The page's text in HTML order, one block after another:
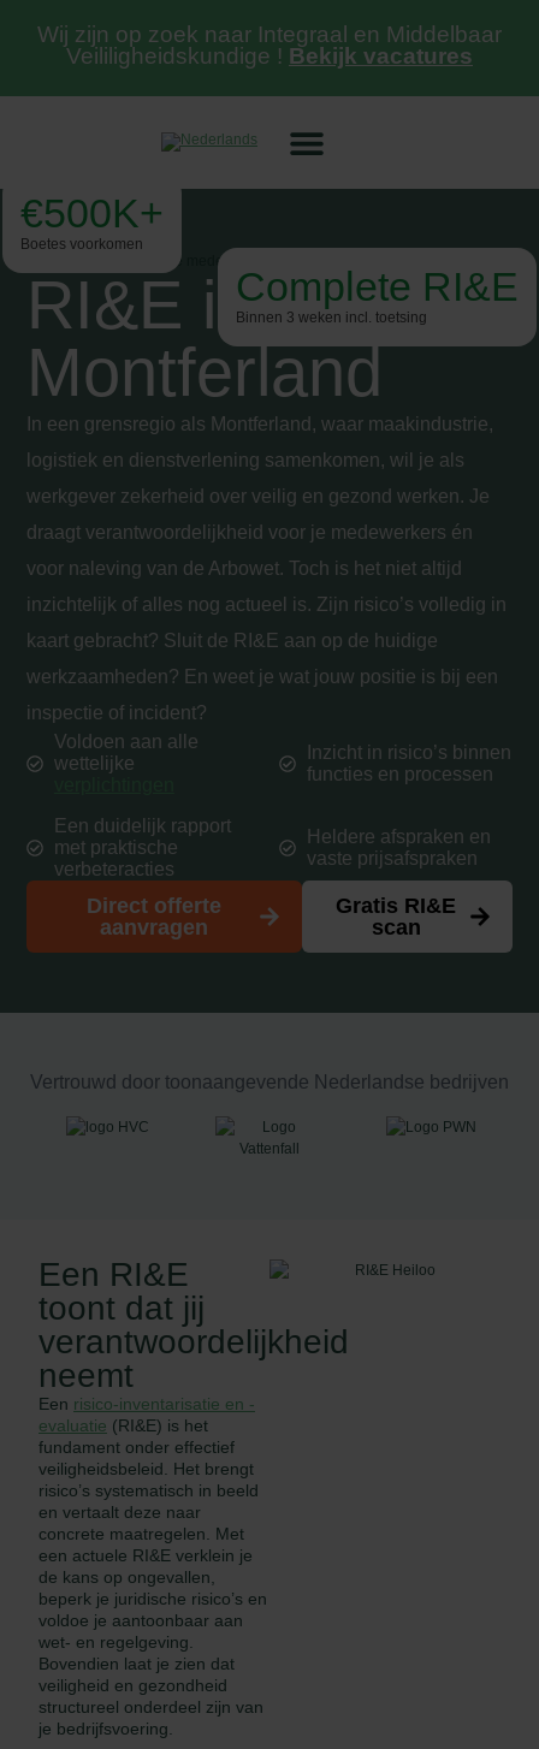
Wij zijn op zoek naar Integraal en Middelbaar
Veililigheidskundige ! Bekijk vacatures
RI&E in
Montferland
In een grensregio als Montferland, waar maakindustrie,
logistiek en dienstverlening samenkomen, wil je als
werkgever zekerheid over veilig en gezond werken. Je
draagt verantwoordelijkheid voor je medewerkers én
voor naleving van de Arbowet. Toch is het niet altijd
inzichtelijk of alles nog actueel is. Zijn risico’s volledig in
kaart gebracht? Sluit de RI&E aan op de huidige
werkzaamheden? En weet je wat jouw positie is bij een
inspectie of incident?
Voldoen aan alle
wettelijke
Inzicht in risico’s binnen
functies en processen
Een duidelijk rapport
met praktische
verbeteracties
Heldere afspraken en
vaste prijsafspraken
Direct offerte
aanvragen
Gratis RI&E
scan
Complete RI&E
Binnen 3 weken incl. toetsing
€500K+
Boetes voorkomen
Vertrouwd door toonaangevende Nederlandse bedrijven
Een RI&E
toont dat jij
verantwoordelijkheid
neemt
Een risico-inventarisatie en -
evaluatie (RI&E) is het
fundament onder effectief
veiligheidsbeleid. Het brengt
risico’s systematisch in beeld
en vertaalt deze naar
concrete maatregelen. Met
een actuele RI&E verklein je
de kans op ongevallen,
beperk je juridische risico’s en
voldoe je aantoonbaar aan
wet- en regelgeving.
Bovendien laat je zien dat
veiligheid en gezondheid
structureel onderdeel zijn van
je bedrijfsvoering.